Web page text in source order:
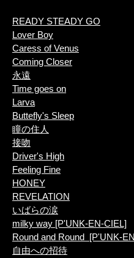
READY STEADY GO
Lover Boy
Caress of Venus
Coming Closer
永遠
Time goes on
Larva
​Buttefly's Sleep
瞳の住人
接吻
Driver's High
Feeling Fine
HONEY
REVELATION
いばらの涙
milky way [P'UNK-EN-CIEL]
Round and Round [P'UNK-
自由への招待